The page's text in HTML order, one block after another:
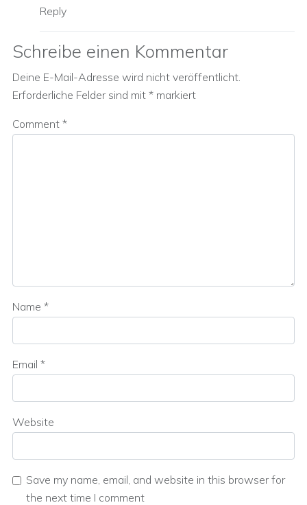
Reply
Schreibe einen Kommentar
Deine E-Mail-Adresse wird nicht veröffentlicht.
Erforderliche Felder sind mit * markiert
Comment *
Name *
Email *
Website
Save my name, email, and website in this browser for
the next time I comment